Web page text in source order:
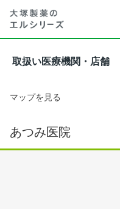
取扱い医療機関・店舗
マップを見る
あつみ医院